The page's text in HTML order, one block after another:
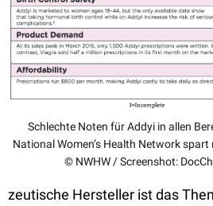
Schlechte Noten für Addyi in allen
National Women’s Health Network spart
© NWHW / Screenshot:
zeutische Hersteller ist das